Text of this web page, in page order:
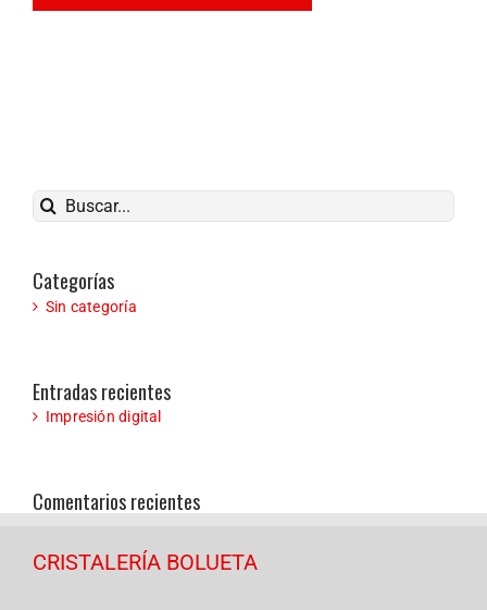
Buscar
Categorías
Sin categoría
Entradas recientes
Impresión digital
Comentarios recientes
CRISTALERÍA BOLUETA